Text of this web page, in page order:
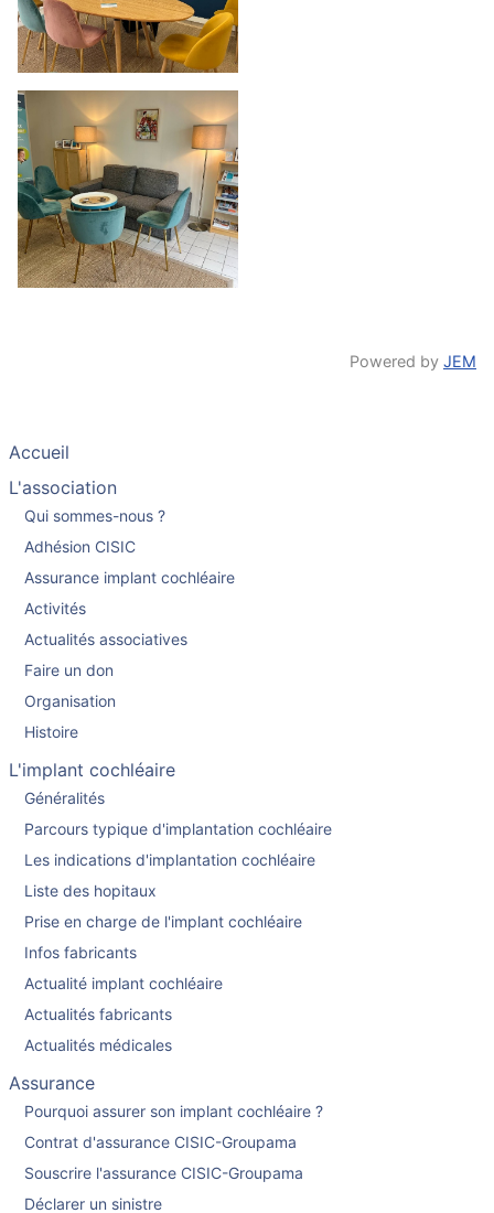
Powered by JEM
Accueil
L'association
Qui sommes-nous ?
Adhésion CISIC
Assurance implant cochléaire
Activités
Actualités associatives
Faire un don
Organisation
Histoire
L'implant cochléaire
Généralités
Parcours typique d'implantation cochléaire
Les indications d'implantation cochléaire
Liste des hopitaux
Prise en charge de l'implant cochléaire
Infos fabricants
Actualité implant cochléaire
Actualités fabricants
Actualités médicales
Assurance
Pourquoi assurer son implant cochléaire ?
Contrat d'assurance CISIC-Groupama
Souscrire l'assurance CISIC-Groupama
Déclarer un sinistre